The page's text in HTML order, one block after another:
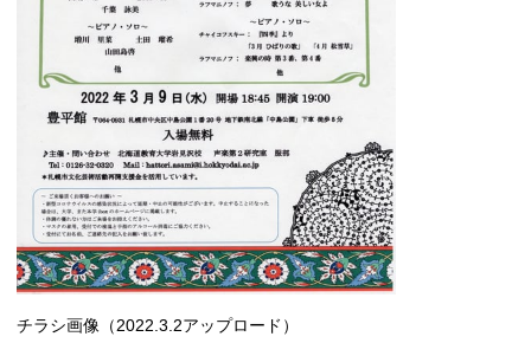
チラシ画像（2022.3.2アップロード）